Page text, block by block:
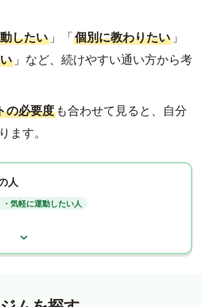
したい 」「個別に教わりたい 」
」など、続けやすい通い方から考
の必要度 も合わせて見ると、自分
ます。
人
・気軽に運動したい人